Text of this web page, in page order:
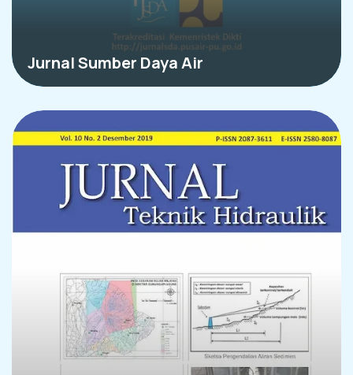
Jurnal Sumber Daya Air